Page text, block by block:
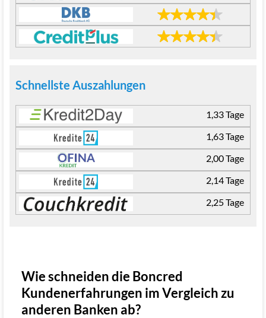
Schnellste Auszahlungen
1,33 Tage
1,63 Tage
2,00 Tage
2,14 Tage
2,25 Tage
Wie schneiden die Boncred
Kundenerfahrungen im Vergleich zu
anderen Banken ab?